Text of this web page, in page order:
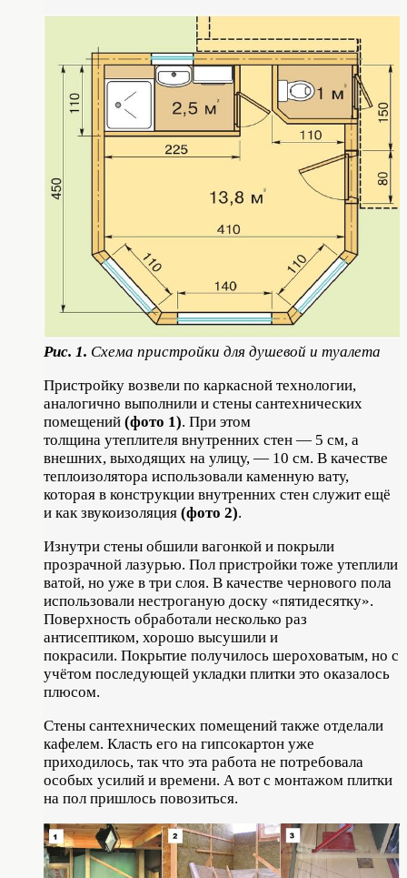
Рис. 1. Схема пристройки для душевой и туалета
Пристройку возвели по каркасной технологии,
аналогично выполнили и стены сантехнических
помещений (фото 1). При этом
толщина утеплителя внутренних стен — 5 см, а
внешних, выходящих на улицу, — 10 см. В качестве
теплоизолятора использовали каменную вату,
которая в конструкции внутренних стен служит ещё
и как звукоизоляция (фото 2).
Изнутри стены обшили вагонкой и покрыли
прозрачной лазурью. Пол пристройки тоже утеплили
ватой, но уже в три слоя. В качестве чернового пола
использовали нестроганую доску «пятидесятку».
Поверхность обработали несколько раз
антисептиком, хорошо высушили и
покрасили. Покрытие получилось шероховатым, но с
учётом последующей укладки плитки это оказалось
плюсом.
Стены сантехнических помещений также отделали
кафелем. Класть его на гипсокартон уже
приходилось, так что эта работа не потребовала
особых усилий и времени. А вот с монтажом плитки
на пол пришлось повозиться.